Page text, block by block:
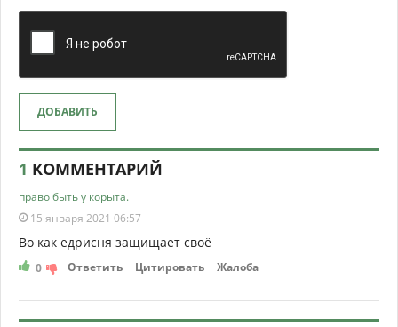
ДОБАВИТЬ
1 КОММЕНТАРИЙ
право быть у корыта.
15 января 2021 06:57
Во как едрисня защищает своё
0 Ответить Цитировать Жалоба